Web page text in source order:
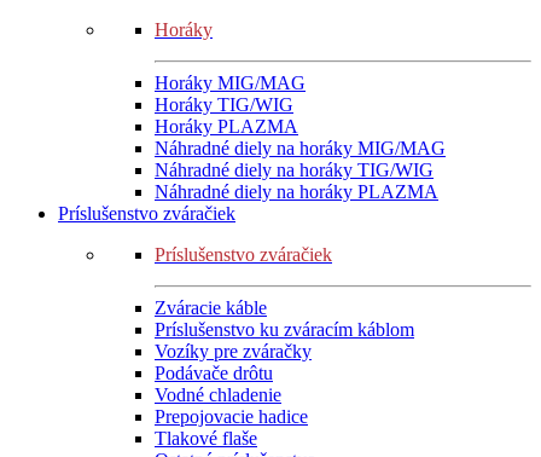
Horáky
Horáky MIG/MAG
Horáky TIG/WIG
Horáky PLAZMA
Náhradné diely na horáky MIG/MAG
Náhradné diely na horáky TIG/WIG
Náhradné diely na horáky PLAZMA
Príslušenstvo zváračiek
Príslušenstvo zváračiek
Zváracie káble
Príslušenstvo ku zváracím káblom
Vozíky pre zváračky
Podávače drôtu
Vodné chladenie
Prepojovacie hadice
Tlakové flaše